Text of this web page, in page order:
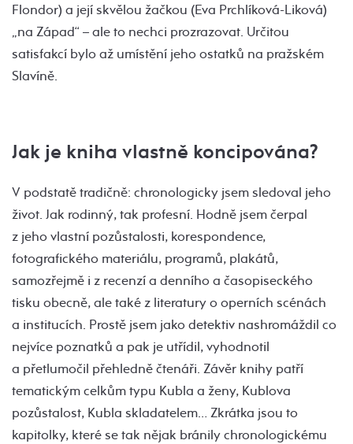
Flondor) a její skvělou žačkou (Eva Prchlíková-Liková)
„na Západ“ – ale to nechci prozrazovat. Určitou
satisfakcí bylo až umístění jeho ostatků na pražském
Slavíně.
Jak je kniha vlastně koncipována?
V podstatě tradičně: chronologicky jsem sledoval jeho
život. Jak rodinný, tak profesní. Hodně jsem čerpal
z jeho vlastní pozůstalosti, korespondence,
fotografického materiálu, programů, plakátů,
samozřejmě i z recenzí a denního a časopiseckého
tisku obecně, ale také z literatury o operních scénách
a institucích. Prostě jsem jako detektiv nashromáždil co
nejvíce poznatků a pak je utřídil, vyhodnotil
a přetlumočil přehledně čtenáři. Závěr knihy patří
tematickým celkům typu Kubla a ženy, Kublova
pozůstalost, Kubla skladatelem… Zkrátka jsou to
kapitolky, které se tak nějak bránily chronologickému